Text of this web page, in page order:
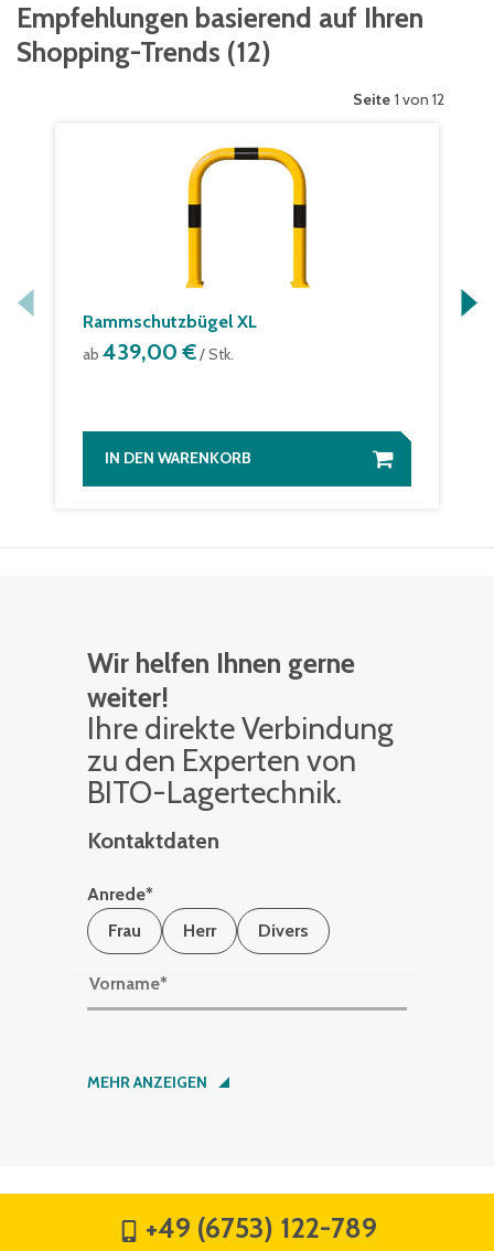
Empfehlungen basierend auf Ihren
Shopping-Trends (12)
Seite 1 von 12
Rammschutzbügel XL
ab 439,00 €/ Stk.
IN DEN WARENKORB
Wir helfen Ihnen gerne
weiter!
Ihre di­rek­te Ver­bin­dung
zu den Ex­per­ten von
BITO-La­ger­tech­nik.
Kontaktdaten
Anrede*
Frau
Herr Divers
Vorname*
Nachname*
MEHR ANZEIGEN
+49 (6753) 122-789